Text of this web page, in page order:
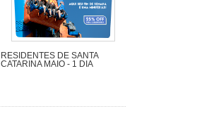
RESIDENTES DE SANTA
CATARINA MAIO - 1 DIA